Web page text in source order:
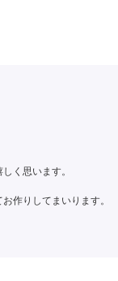
く思います。
作りしてまいります。